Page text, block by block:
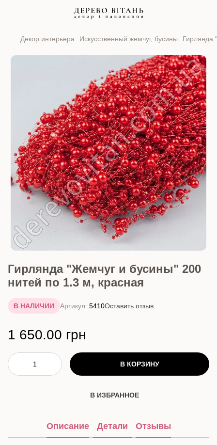
Декор интерьера Искусственный жемчуг, бусины Гирлянда
Гирлянда "Жемчуг и бусины" 200
нитей по 1.3 м, красная
В НАЛИЧИИ Артикул: 5410Оставить отзыв
1 650.00 грн
В КОРЗИНУ
В ИЗБРАННОЕ
Описание Детали Отзывы